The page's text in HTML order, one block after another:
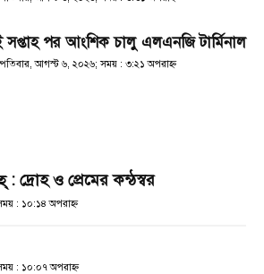
সপ্তাহ পর আংশিক চালু এলএনজি টার্মিনাল
আগস্ট ৬, ২০২৬; সময় : ৩:২১ অপরাহ্ণ
: দ্রোহ ও প্রেমের কন্ঠস্বর
: ১০:১৪ অপরাহ্ণ
: ১০:০৭ অপরাহ্ণ